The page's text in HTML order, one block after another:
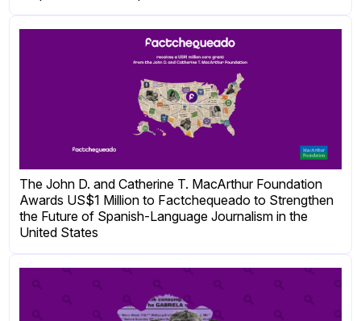
The John D. and Catherine T. MacArthur Foundation
Awards US$1 Million to Factchequeado to Strengthen
the Future of Spanish-Language Journalism in the
United States